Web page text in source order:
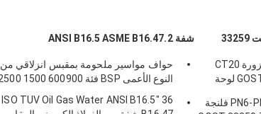
شفة ANSI B16.5 ASME B16.47.2
حواف مواسير ملحومة بمقبس انزلاقي من
النوع الأعمى BSP فئة 600900 1500 2500
36 "ISO TUV Oil Gas Water ANSI B16.5
GOST 33259 فلنجة فولاذية مزورة CT20
GOST 12820-80 GOST 12821-80 لوحة
PN6-PN100 ST20 GOST 12820-80 فلنجة